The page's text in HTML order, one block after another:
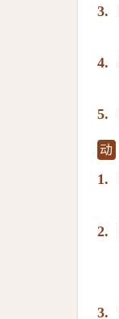
3.
4.
5.
动
1.
2.
3.